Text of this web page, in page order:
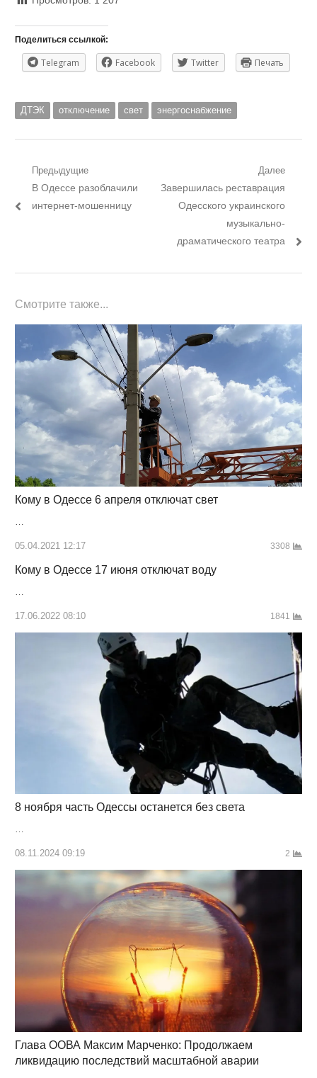
Поделиться ссылкой:
Telegram Facebook Twitter Печать
ДТЭК отключение свет энергоснабжение
Навигация
по
Предыдущие
Предыдущий
пост:
В Одессе разоблачили
интернет-мошенницу
Далее
Следующий
пост:
Завершилась реставрация
Одесского украинского
музыкально-
драматического театра
Смотрите также...
Кому в Одессе 6 апреля отключат свет
05.04.2021 12:17 3308
Кому в Одессе 17 июня отключат воду
17.06.2022 08:10 1841
8 ноября часть Одессы останется без света
…
08.11.2024 09:19 2
Глава ООВА Максим Марченко: Продолжаем
ликвидацию последствий масштабной аварии